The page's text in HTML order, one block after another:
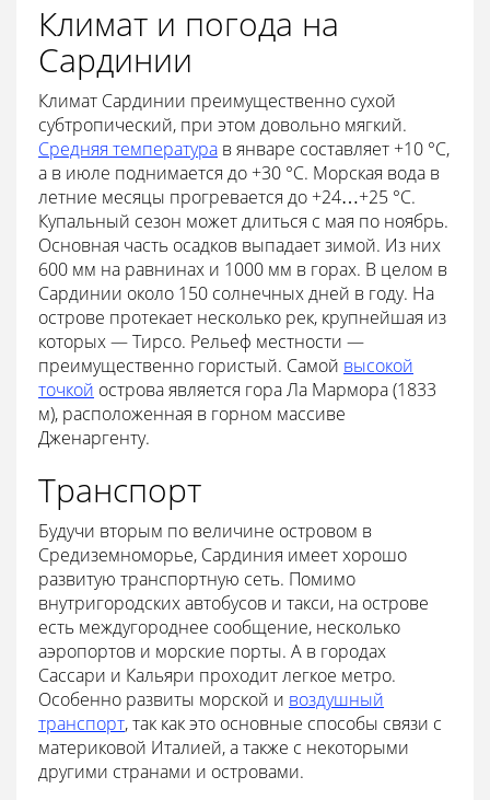
Климат и погода на
Сардинии
Климат Сардинии преимущественно сухой
субтропический, при этом довольно мягкий.
Средняя температура в январе составляет +10 °С,
а в июле поднимается до +30 °С. Морская вода в
летние месяцы прогревается до +24…+25 °С.
Купальный сезон может длиться с мая по ноябрь.
Основная часть осадков выпадает зимой. Из них
600 мм на равнинах и 1000 мм в горах. В целом в
Сардинии около 150 солнечных дней в году. На
острове протекает несколько рек, крупнейшая из
которых — Тирсо. Рельеф местности —
преимущественно гористый. Самой высокой
точкой острова является гора Ла Мармора (1833
м), расположенная в горном массиве
Дженаргенту.
Транспорт
Будучи вторым по величине островом в
Средиземноморье, Сардиния имеет хорошо
развитую транспортную сеть. Помимо
внутригородских автобусов и такси, на острове
есть междугороднее сообщение, несколько
аэропортов и морские порты. А в городах
Сассари и Кальяри проходит легкое метро.
Особенно развиты морской и воздушный
транспорт, так как это основные способы связи с
материковой Италией, а также с некоторыми
другими странами и островами.